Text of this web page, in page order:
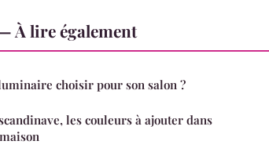
À lire également
choisir pour son salon ?
les couleurs à ajouter dans